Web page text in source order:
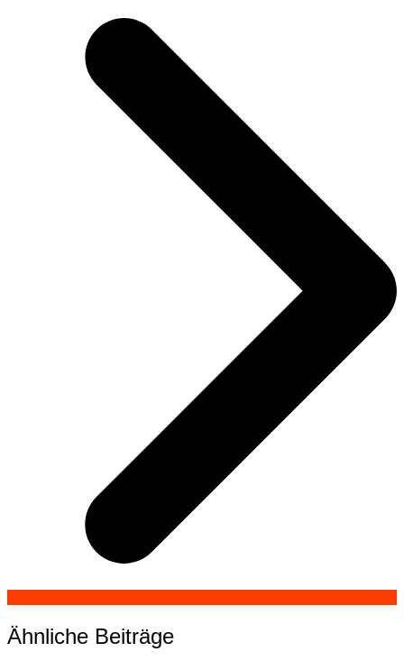
Ähnliche Beiträge